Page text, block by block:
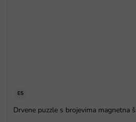
E5
Drvene puzzle s brojevima magnetna